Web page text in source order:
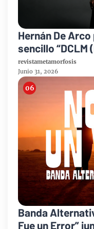
Hernán De
sencillo “DCLM
revistametamorfosis
Junio 31, 2026
Banda
Fue un Error”